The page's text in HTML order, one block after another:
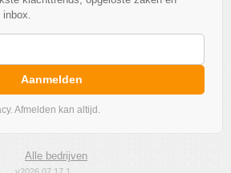
inbox.
Aanmelden
Afmelden kan altijd.
Alle bedrijven